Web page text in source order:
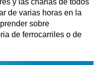
de urgencia
de varias horas en la
sobre
de ferrocarriles o de